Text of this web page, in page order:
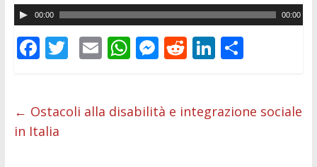
A
u
d
l
a
00:00 00:00
F
b
o
T
er
E
l
W
s
M
e
R
di
Li
e
C
di
← Ostacoli alla disabilità e integrazione sociale
in Italia